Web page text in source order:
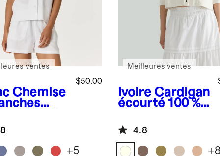
Chemise
$50.00
ventes
+5
Ivoire Cardigan
écourté 100 %
biologique
Meilleures ventes
4.8
+